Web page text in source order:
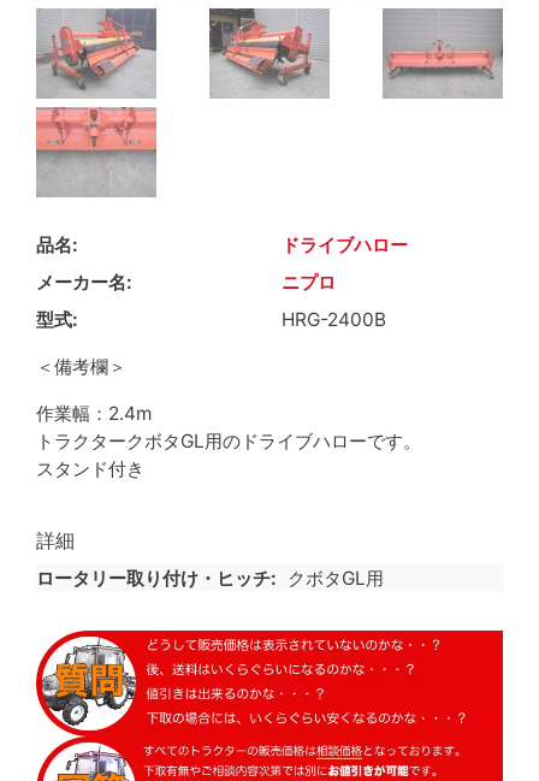
品名
ドライブハロー
メーカー名
ニプロ
型式
HRG-2400B
＜備考欄＞
作業幅：2.4m
トラクタークボタGL用のドライブハローです。
スタンド付き
詳細
ロータリー取り付け・ヒッチ クボタGL用